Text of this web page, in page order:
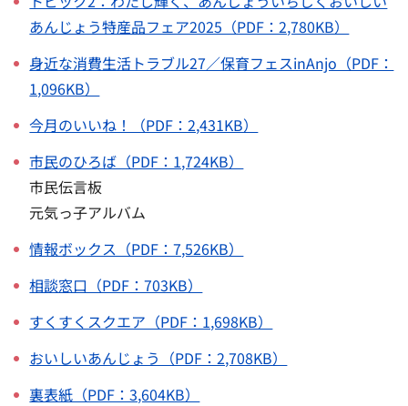
あんじょう特産品フェア2025（PDF：2,780KB）
身近な消費生活トラブル27／保育フェスinAnjo（PDF：
1,096KB）
今月のいいね！（PDF：2,431KB）
市民のひろば（PDF：1,724KB）
市民伝言板
元気っ子アルバム
情報ボックス（PDF：7,526KB）
相談窓口（PDF：703KB）
すくすくスクエア（PDF：1,698KB）
おいしいあんじょう（PDF：2,708KB）
裏表紙（PDF：3,604KB）